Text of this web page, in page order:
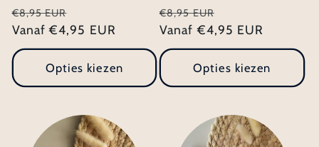
Normale
prijs
€8,95 EUR
Aanbiedingsprijs
Vanaf €4,95 EUR
Opties kiezen
Normale
prijs
€8,95 EUR
Vanaf €4,95 EUR
Opties kiezen